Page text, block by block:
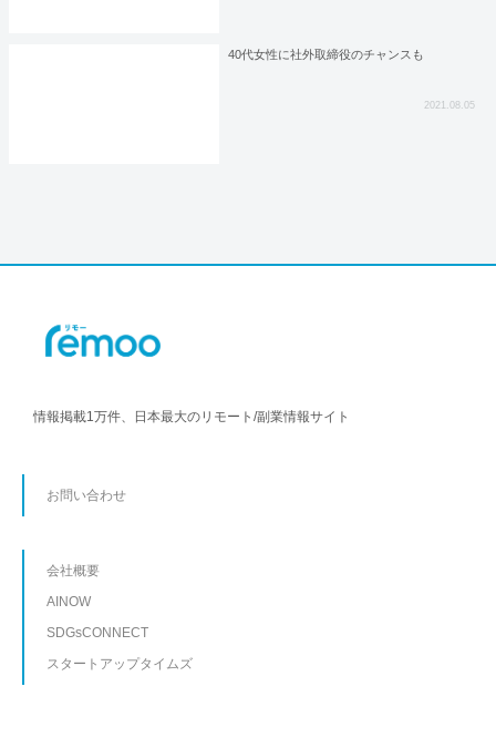
40代女性に社外取締役のチャンスも
2021.08.05
情報掲載1万件、日本最大のリモート/副業情報サイト
お問い合わせ
会社概要
AINOW
SDGsCONNECT
スタートアップタイムズ